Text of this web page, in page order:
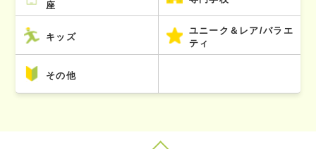
座
キッズ
ユニーク＆レア/バラエ
ティ
その他